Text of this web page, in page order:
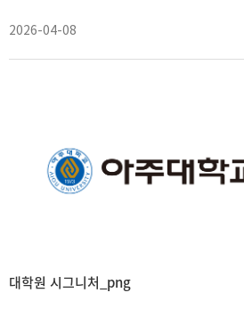
2026-04-08
대학원 시그니처_png